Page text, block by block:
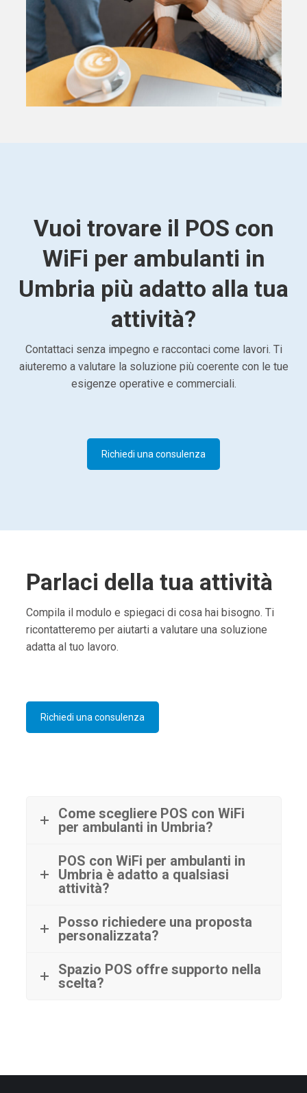
Vuoi trovare il POS con
WiFi per ambulanti in
Umbria più adatto alla tua
attività?
Contattaci senza impegno e raccontaci come lavori. Ti
aiuteremo a valutare la soluzione più coerente con le tue
esigenze operative e commerciali.
Richiedi una consulenza
Parlaci della tua attività
Compila il modulo e spiegaci di cosa hai bisogno. Ti
ricontatteremo per aiutarti a valutare una soluzione
adatta al tuo lavoro.
Richiedi una consulenza
Come scegliere POS con WiFi
per ambulanti in Umbria?
POS con WiFi per ambulanti in
Umbria è adatto a qualsiasi
attività?
Posso richiedere una proposta
personalizzata?
Spazio POS offre supporto nella
scelta?